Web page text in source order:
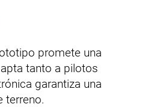
promete una
tanto a pilotos
garantiza una
terreno.